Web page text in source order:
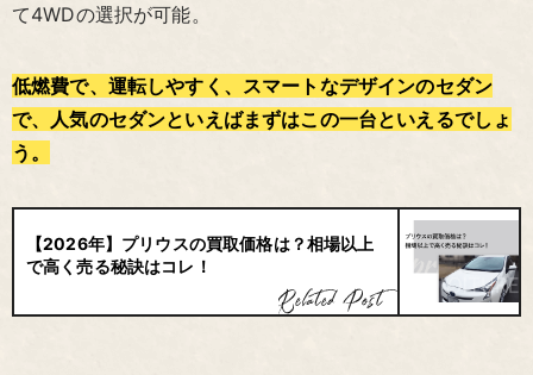
て4WDの選択が可能。
低燃費で、運転しやすく、スマートなデザインのセダン
で、人気のセダンといえばまずはこの一台といえるでしょ
う。
【2026年】プリウスの買取価格は？相場以上
で高く売る秘訣はコレ！